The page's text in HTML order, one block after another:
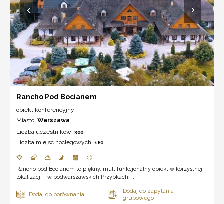
Rancho Pod Bocianem
obiekt konferencyjny
Miasto: Warszawa
Liczba uczestników: 300
Liczba miejsc noclegowych: 180
Rancho pod Bocianem to piękny, multifunkcjonalny obiekt w korzystnej
lokalizacji - w podwarszawskich Przypkach. ...